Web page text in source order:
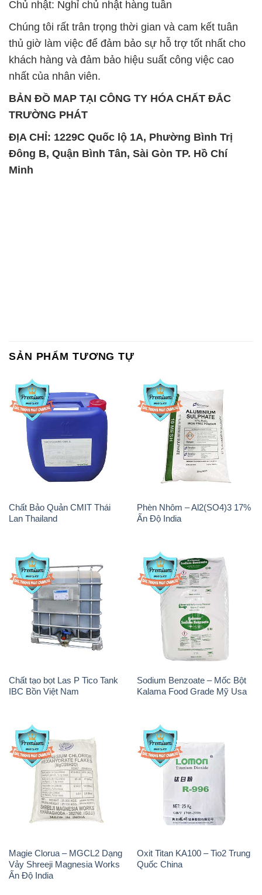
Chủ nhật: Nghỉ chủ nhật hàng tuần
Chúng tôi rất trân trọng thời gian và cam kết tuân
thủ giờ làm việc để đảm bảo sự hỗ trợ tốt nhất cho
khách hàng và đảm bảo hiệu suất công việc cao
nhất của nhân viên.
BẢN ĐỒ MAP TẠI CÔNG TY HÓA CHẤT ĐẮC
TRƯỜNG PHÁT
ĐỊA CHỈ: 1229C Quốc lộ 1A, Phường Bình Trị
Đông B, Quận Bình Tân, Sài Gòn TP. Hồ Chí
Minh
SẢN PHẨM TƯƠNG TỰ
Chất Bảo Quản CMIT Thái
Lan Thailand
Phèn Nhôm – Al2(SO4)3 17%
Ấn Độ India
Chất tạo bọt Las P Tico Tank
IBC Bồn Việt Nam
Sodium Benzoate – Mốc Bột
Kalama Food Grade Mỹ Usa
Magie Clorua – MGCL2 Dạng
Vảy Shreeji Magnesia Works
Ấn Độ India
Oxit Titan KA100 – Tio2 Trung
Quốc China